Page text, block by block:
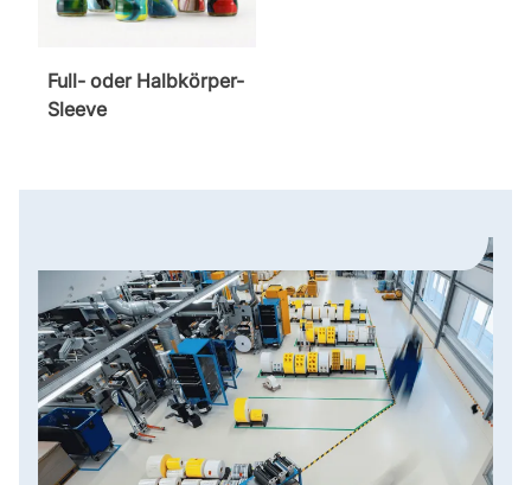
Full- oder Halbkörper-
Sleeve